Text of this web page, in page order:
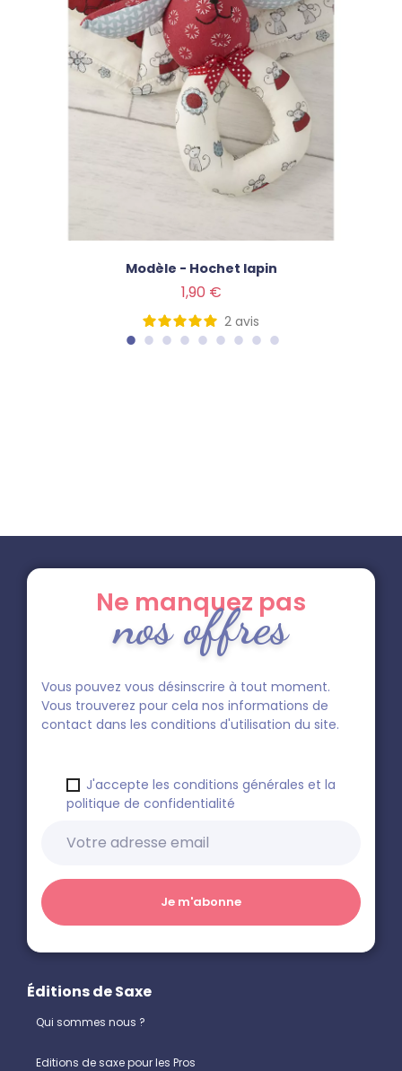
Modèle - Hochet lapin
1,90 €
2 avis
Ne manquez pas
nos offres
Vous pouvez vous désinscrire à tout moment.
Vous trouverez pour cela nos informations de
contact dans les conditions d'utilisation du site.
J'accepte les conditions générales et la
politique de confidentialité
Éditions de Saxe
Qui sommes nous ?
Editions de saxe pour les Pros